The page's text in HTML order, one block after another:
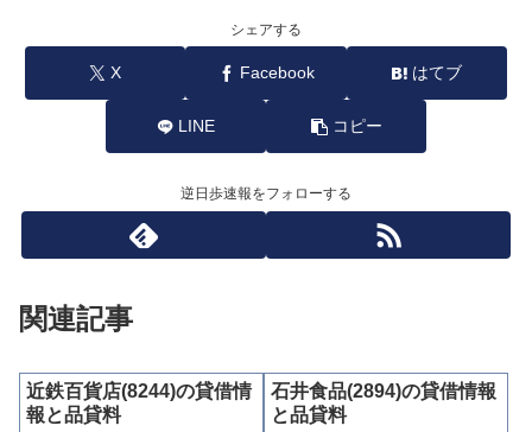
シェアする
X Facebook はてブ
LINE コピー
逆日歩速報をフォローする
関連記事
近鉄百貨店(8244)の貸借情
報と品貸料
石井食品(2894)の貸借情報
と品貸料